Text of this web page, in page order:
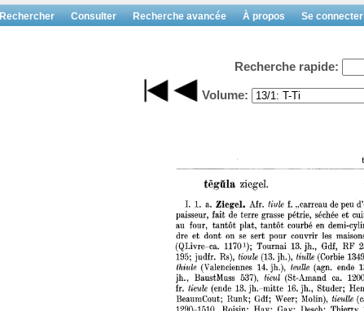
Rechercher Consulter Recherche avancée À propos Se connecter
Recherche rapide:
Volume: